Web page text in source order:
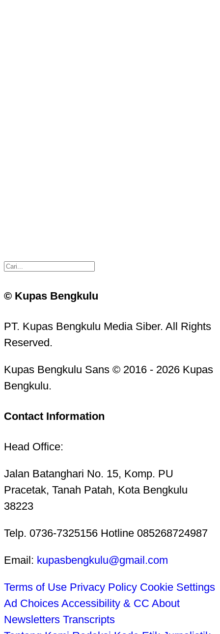
© Kupas Bengkulu
PT. Kupas Bengkulu Media Siber. All Rights
Reserved.
Kupas Bengkulu Sans © 2016 - 2026 Kupas
Bengkulu.
Contact Information
Head Office:
Jalan Batanghari No. 15, Komp. PU
Pracetak, Tanah Patah, Kota Bengkulu
38223
Telp. 0736-7325156 Hotline 085268724987
Email: kupasbengkulu@gmail.com
Terms of Use Privacy Policy Cookie Settings
Ad Choices Accessibility & CC About
Newsletters Transcripts